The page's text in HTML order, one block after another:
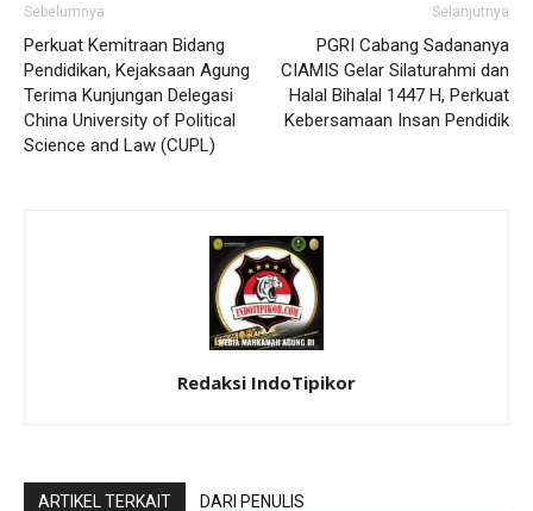
Sebelumnya
Perkuat Kemitraan Bidang
Pendidikan, Kejaksaan Agung
Terima Kunjungan Delegasi
China University of Political
Science and Law (CUPL)
Selanjutnya
PGRI Cabang Sadananya
CIAMIS Gelar Silaturahmi dan
Halal Bihalal 1447 H, Perkuat
Kebersamaan Insan Pendidik
Redaksi IndoTipikor
ARTIKEL TERKAIT DARI PENULIS